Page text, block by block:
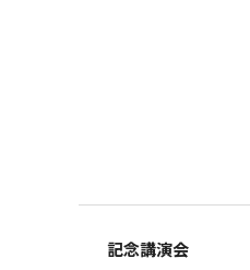
記念講演会